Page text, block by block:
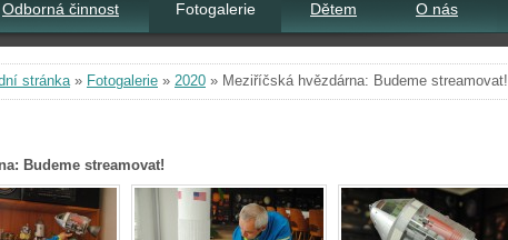
Odborná činnost Fotogalerie Dětem O nás
stránka» Fotogalerie » 2020 » Meziříčská hvězdárna: Budeme streamovat!
Budeme streamovat!